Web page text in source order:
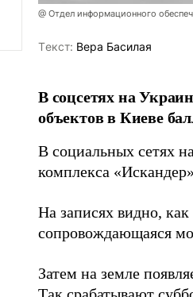
@ Отдел информационного
Tекст: Вера Басилая
В соцсетях на
объектов в Киеве
В социальных сетях
комплекса
На записях видно,
сопровождающаяся
Затем на земле